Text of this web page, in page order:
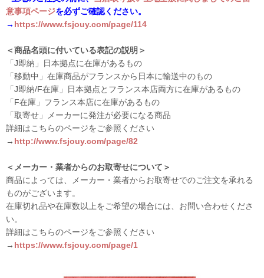
意事項ページを必ずご確認ください。
→ https://www.fsjouy.com/page/114
＜商品名頭に付いている表記の説明＞
「J即納」日本拠点に在庫があるもの
「移動中」在庫商品がフランスから日本に輸送中のもの
「J即納/F在庫」日本拠点とフランス本店両方に在庫があるもの
「F在庫」フランス本店に在庫があるもの
「取寄せ」メーカーに発注が必要になる商品
詳細はこちらのページをご参照ください
→ http://www.fsjouy.com/page/82
＜メーカー・業者からのお取寄せについて＞
商品によっては、メーカー・業者からお取寄せでのご注文を承れる
ものがございます。
在庫切れ品や在庫数以上をご希望の場合には、お問い合わせくださ
い。
詳細はこちらのページをご参照ください
→ https://www.fsjouy.com/page/1